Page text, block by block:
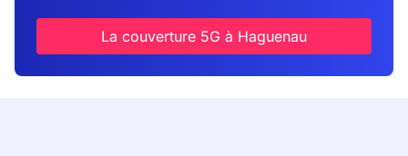
La couverture 5G à Haguenau